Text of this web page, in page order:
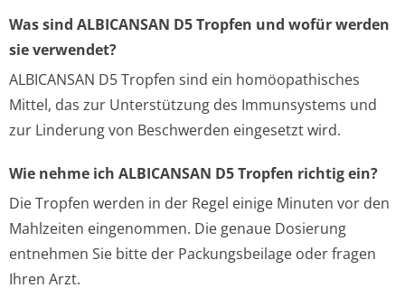
Was sind ALBICANSAN D5 Tropfen und wofür werden
sie verwendet?
ALBICANSAN D5 Tropfen sind ein homöopathisches
Mittel, das zur Unterstützung des Immunsystems und
zur Linderung von Beschwerden eingesetzt wird.
Wie nehme ich ALBICANSAN D5 Tropfen richtig ein?
Die Tropfen werden in der Regel einige Minuten vor den
Mahlzeiten eingenommen. Die genaue Dosierung
entnehmen Sie bitte der Packungsbeilage oder fragen
Ihren Arzt.